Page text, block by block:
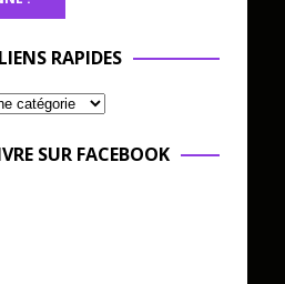
LIENS RAPIDES
SUR FACEBOOK